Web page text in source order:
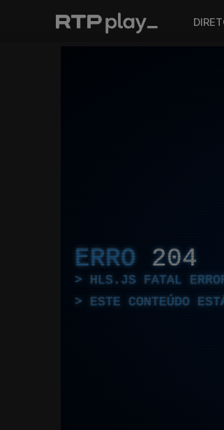
ERRO 204
HLS.JS FATAL
ESTE CONTEÚDO